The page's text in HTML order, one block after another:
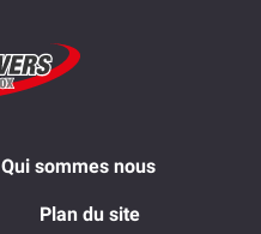
Qui sommes nous
Plan du site